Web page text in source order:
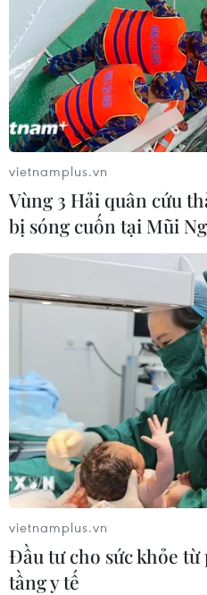
vietnamplus.vn
Vùng 3 Hải quân cứu
bị sóng cuốn tại Mũi
vietnamplus.vn
Đầu tư cho sức khỏe
tầng y tế